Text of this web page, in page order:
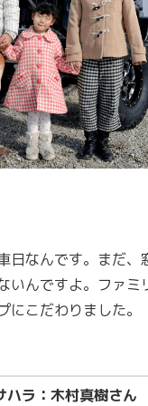
日なんです。まだ、
いんですよ。ファミ
にこだわりました。
ハラ：木村真樹さん